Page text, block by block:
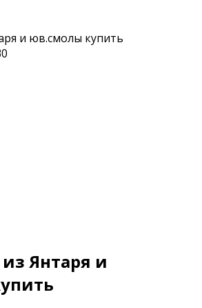
и юв.смолы купить
Янтаря и